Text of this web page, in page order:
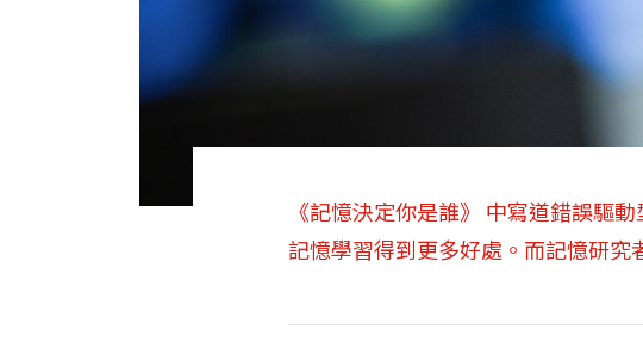
《記憶決定你是誰》 中寫道錯誤驅
記憶學習得到更多好處。而記憶研